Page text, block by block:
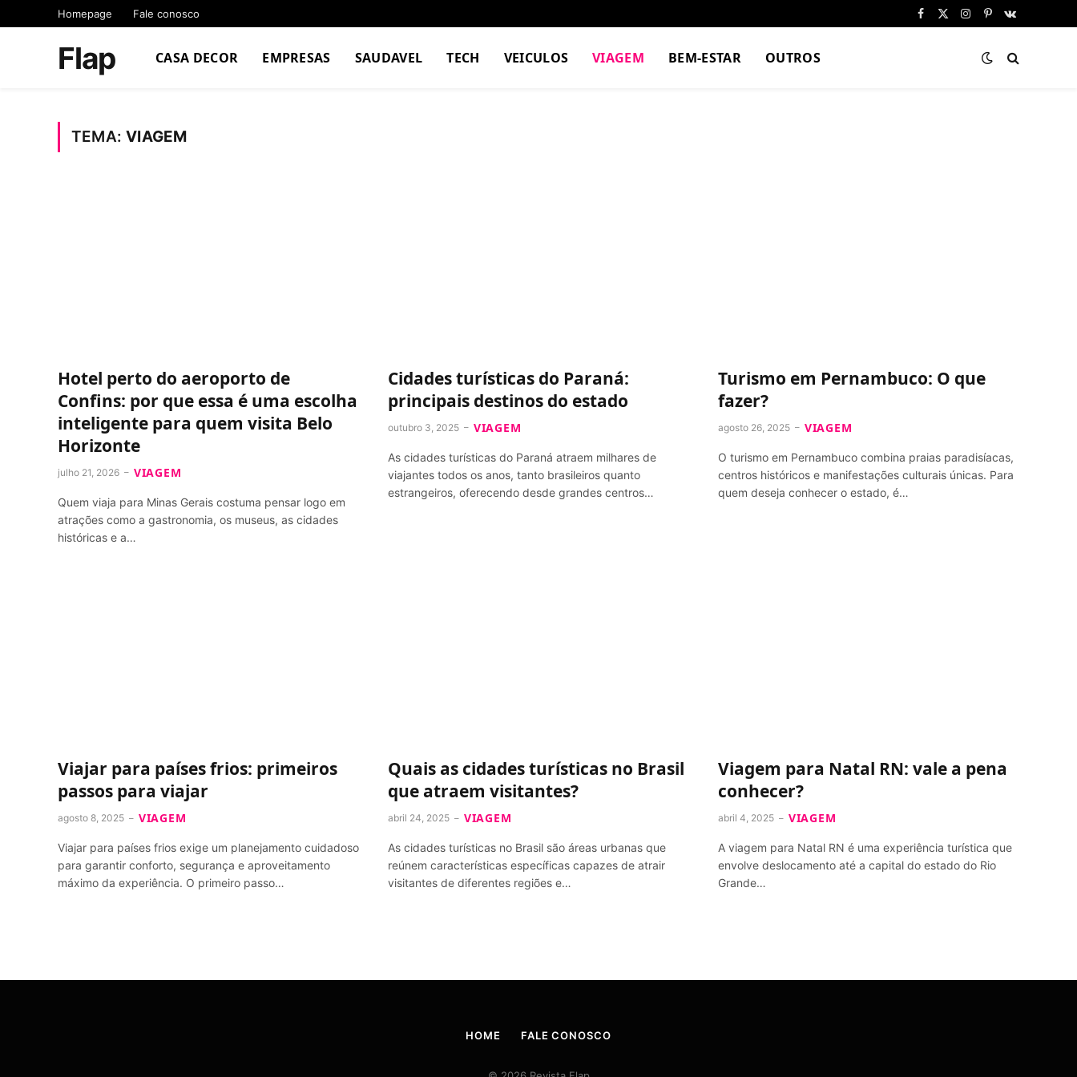
Homepage Fale conosco
Facebook
X
Instagram
PinterestVKontakte
Flap CASA DECOR EMPRESAS SAUDAVEL TECH VEICULOS VIAGEM BEM-ESTAR OUTROS
TEMA:VIAGEM
Hotel perto do aeroporto de
Confins: por que essa é uma escolha
inteligente para quem visita Belo
Horizonte
julho 21, 2026 VIAGEM
Quem viaja para Minas Gerais costuma pensar logo em
atrações como a gastronomia, os museus, as cidades
históricas e a…
Cidades turísticas do Paraná:
principais destinos do estado
outubro 3, 2025 VIAGEM
As cidades turísticas do Paraná atraem milhares de
viajantes todos os anos, tanto brasileiros quanto
estrangeiros, oferecendo desde grandes centros…
Turismo em Pernambuco: O que
fazer?
agosto 26, 2025 VIAGEM
O turismo em Pernambuco combina praias paradisíacas,
centros históricos e manifestações culturais únicas. Para
quem deseja conhecer o estado, é…
Viajar para países frios: primeiros
passos para viajar
agosto 8, 2025 VIAGEM
Viajar para países frios exige um planejamento cuidadoso
para garantir conforto, segurança e aproveitamento
máximo da experiência. O primeiro passo…
Quais as cidades turísticas no Brasil
que atraem visitantes?
abril 24, 2025 VIAGEM
As cidades turísticas no Brasil são áreas urbanas que
reúnem características específicas capazes de atrair
visitantes de diferentes regiões e…
Viagem para Natal RN: vale a pena
conhecer?
abril 4, 2025 VIAGEM
A viagem para Natal RN é uma experiência turística que
envolve deslocamento até a capital do estado do Rio
Grande…
HOME FALE CONOSCO